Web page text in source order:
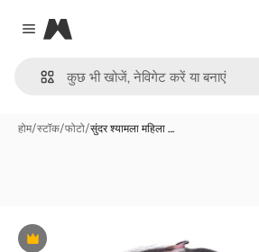
Close menu
Magnific
होम/स्टॉक/फोटो/सुंदर श्यामला महिला …
Premium